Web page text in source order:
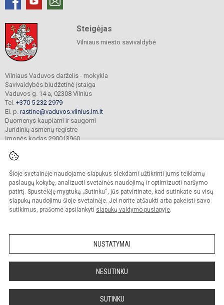
Šioje svetainėje naudojame slapukus siekdami užtikrinti jums teikiamų
paslaugų kokybę, analizuoti svetainės naudojimą ir optimizuoti naršymo
patirtį. Spustelėję mygtuką „Sutinku“, jūs patvirtinate, kad sutinkate su visų
slapukų naudojimu šioje svetainėje. Jei norite atšaukti arba pakeisti savo
sutikimus, prašome apsilankyti slapukų valdymo puslapyje.
NUSTATYMAI
NESUTINKU
SUTINKU
Steigėjas
Vilniaus miesto savivaldybė
Vilniaus Vaduvos darželis - mokykla
Savivaldybės biudžetinė įstaiga
Vaduvos g. 14 a, 02308 Vilnius
Tel. +370 5 232 2979
El. p. rastine@vaduvos.vilnius.lm.lt
Duomenys kaupiami ir saugomi
Juridinių asmenų registre
Įmonės kodas 290013960
© 2023. Vilniaus Vaduvos darželis - mokykla. Visos teisės saugomos.
Kopijuoti turinį be raštiško įstaigos administracijos sutikimo griežtai draudžiama.
Prieinamumo paraiška Slapukų politika
Sumanus būdas atnaujinti